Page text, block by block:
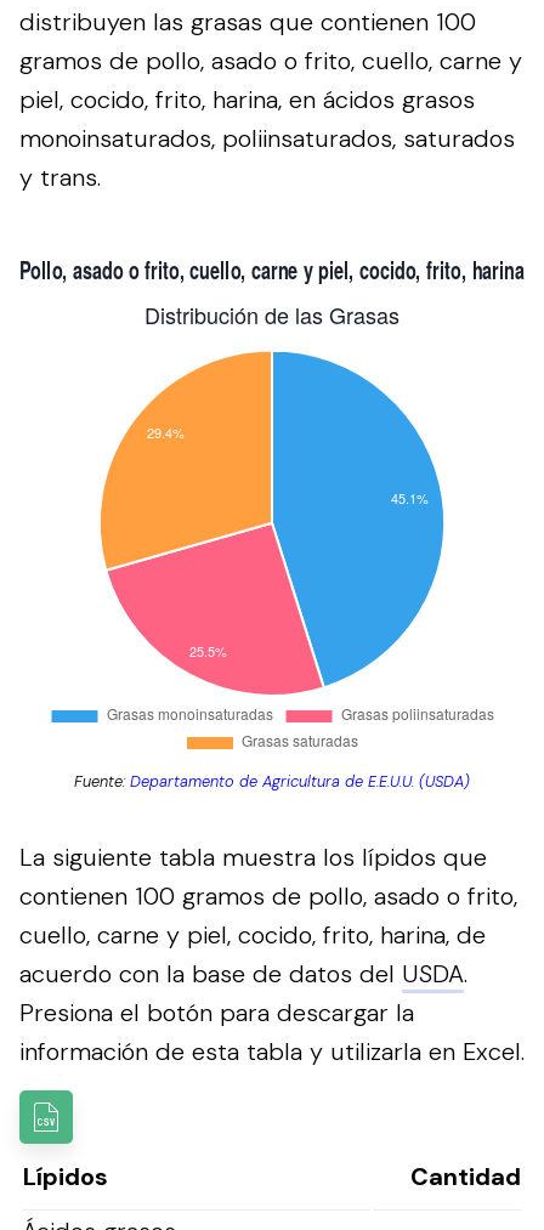
distribuyen las grasas que contienen 100
gramos de pollo, asado o frito, cuello, carne y
piel, cocido, frito, harina, en ácidos grasos
monoinsaturados, poliinsaturados, saturados
y trans.
Fuente:Departamento de Agricultura de E.E.U.U. (USDA)
La siguiente tabla muestra los lípidos que
contienen 100 gramos de pollo, asado o frito,
cuello, carne y piel, cocido, frito, harina, de
acuerdo con la base de datos del USDA.
Presiona el botón para descargar la
información de esta tabla y utilizarla en Excel.
Lípidos
Cantidad